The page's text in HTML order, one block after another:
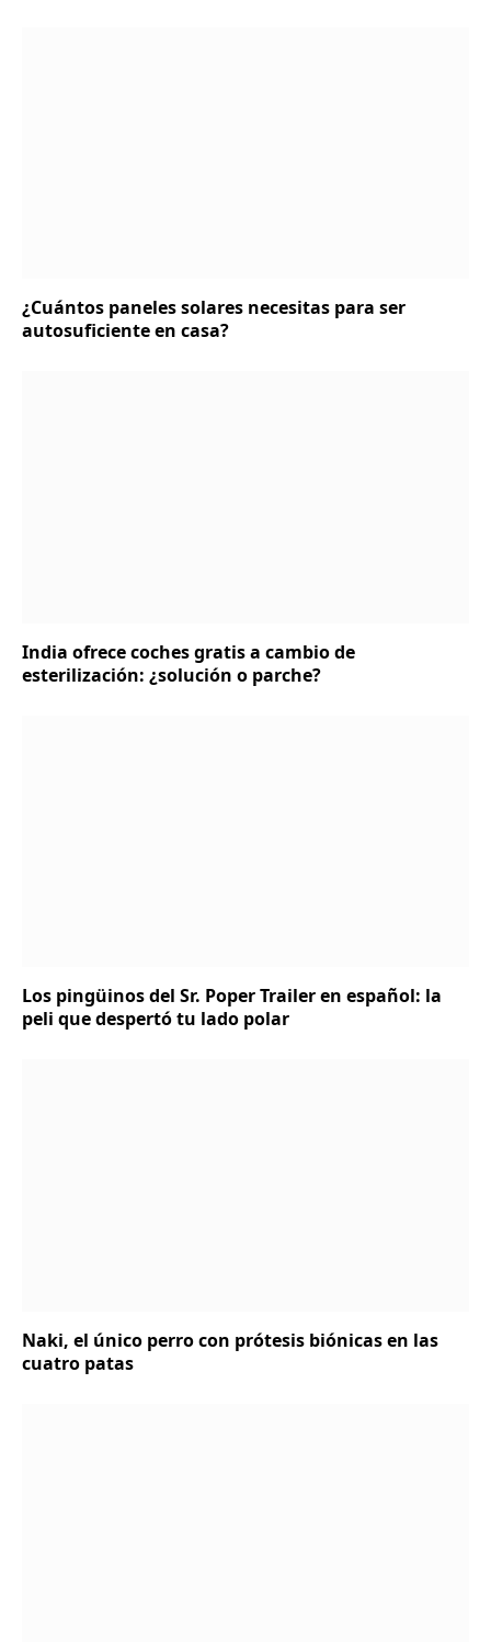
¿Cuántos paneles solares necesitas para ser
autosuficiente en casa?
India ofrece coches gratis a cambio de
esterilización: ¿solución o parche?
Los pingüinos del Sr. Poper Trailer en español: la
peli que despertó tu lado polar
Naki, el único perro con prótesis biónicas en las
cuatro patas